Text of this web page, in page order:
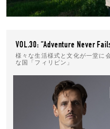
“Adventure
“Adventure
VOL.30: “Adventure Never
様々な生活様式と文化が一堂に
な国「フィリピン」